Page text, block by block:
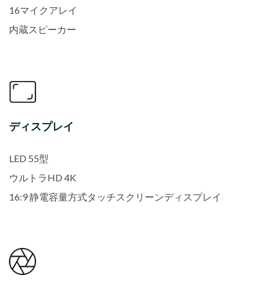
16マイクアレイ
内蔵スピーカー
ディスプレイ
LED 55型
ウルトラHD 4K
16:9 静電容量方式タッチスクリーンディスプレイ